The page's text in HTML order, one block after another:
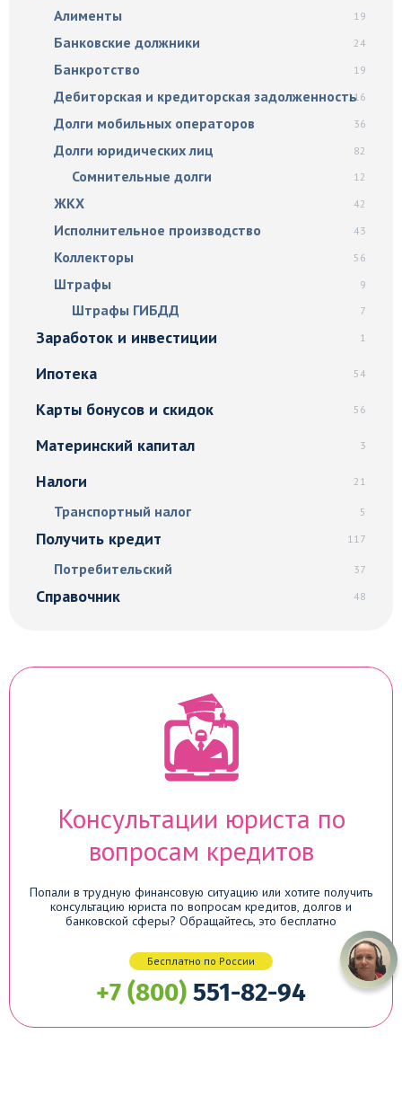
Алименты 19
Банковские должники 24
Банкротство 19
Дебиторская и кредиторская задолженность116
Долги мобильных операторов 36
Долги юридических лиц 82
Сомнительные долги 12
ЖКХ 42
Исполнительное производство 43
Коллекторы 56
Штрафы 9
Штрафы ГИБДД 7
Заработок и инвестиции 1
Ипотека 54
Карты бонусов и скидок 56
Материнский капитал 3
Налоги 21
Транспортный налог 5
Получить кредит 117
Потребительский 37
Справочник 48
Консультации юриста по
вопросам кредитов
Попали в трудную финансовую ситуацию или хотите получить
консультацию юриста по вопросам кредитов, долгов и
банковской сферы? Обращайтесь, это бесплатно
Бесплатно по России
+7 (800) 551-82-94